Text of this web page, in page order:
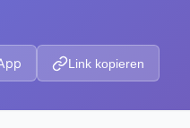
Link kopieren